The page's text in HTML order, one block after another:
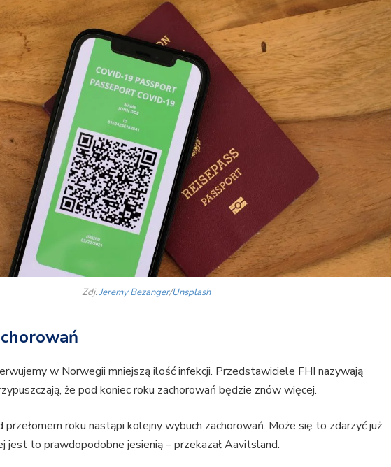
Zdj.Jeremy Bezanger/Unsplash
w Norwegii mniejszą ilość infekcji. Przedstawiciele FHI nazywają
że pod koniec roku zachorowań będzie znów więcej.
przełomem roku nastąpi kolejny wybuch zachorowań. Może się to zdarzyć już
jest to prawdopodobne jesienią – przekazał Aavitsland.